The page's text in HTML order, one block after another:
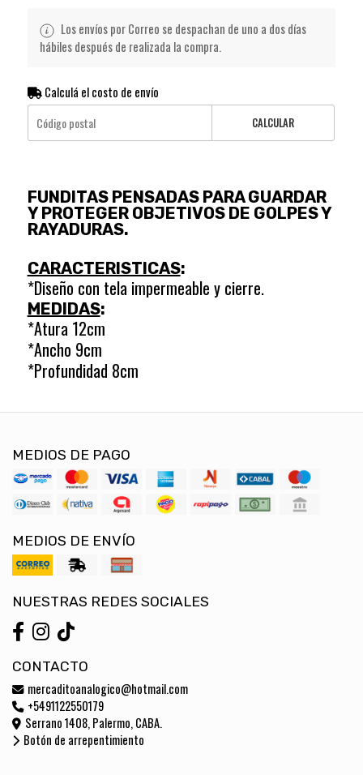
Los envíos por Correo se despachan de uno a dos días
hábiles después de realizada la compra.
Calculá el costo de envío
CALCULAR
FUNDITAS PENSADAS PARA GUARDAR
Y PROTEGER OBJETIVOS DE GOLPES Y
RAYADURAS.
CARACTERISTICAS:
*Diseño con tela impermeable y cierre.
MEDIDAS:
*Atura 12cm
*Ancho 9cm
*Profundidad 8cm
MEDIOS DE PAGO
MEDIOS DE ENVÍO
NUESTRAS REDES SOCIALES
CONTACTO
mercaditoanalogico@hotmail.com
+5491122550179
Serrano 1408, Palermo, CABA.
Botón de arrepentimiento